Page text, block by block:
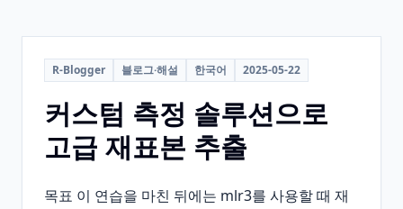
R-Blogger 블로그·해설 한국어 2025-05-22
커스텀 측정 솔루션으로
고급 재표본 추출
목표 이 연습을 마친 뒤에는 mlr3를 사용할 때 재